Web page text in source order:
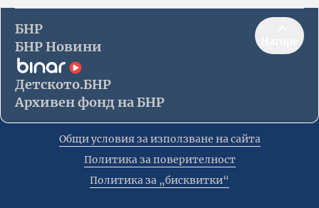
БНР
БНР Новини
Детското.БНР
Архивен фонд на БНР
Общи условия за използване на сайта
Политика за поверителност
Политика за „бисквитки“